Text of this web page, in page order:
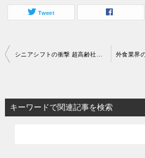
Tweet
投
ビ
ゲ
シニアシフトの衝撃 超高齢社会をビジネスチャンスに変える方法
キーワードで関連記事を検索